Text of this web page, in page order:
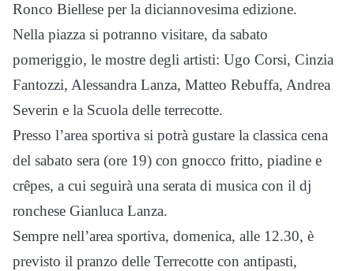
Ronco Biellese per la diciannovesima edizione.
Nella piazza si potranno visitare, da sabato
pomeriggio, le mostre degli artisti: Ugo Corsi, Cinzia
Fantozzi, Alessandra Lanza, Matteo Rebuffa, Andrea
Severin e la Scuola delle terrecotte.
Presso l’area sportiva si potrà gustare la classica cena
del sabato sera (ore 19) con gnocco fritto, piadine e
crêpes, a cui seguirà una serata di musica con il dj
ronchese Gianluca Lanza.
Sempre nell’area sportiva, domenica, alle 12.30, è
previsto il pranzo delle Terrecotte con antipasti,